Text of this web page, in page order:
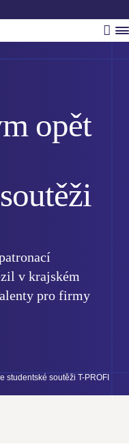
opět
v krajském
pro firmy
studentské soutěži T-PROFI